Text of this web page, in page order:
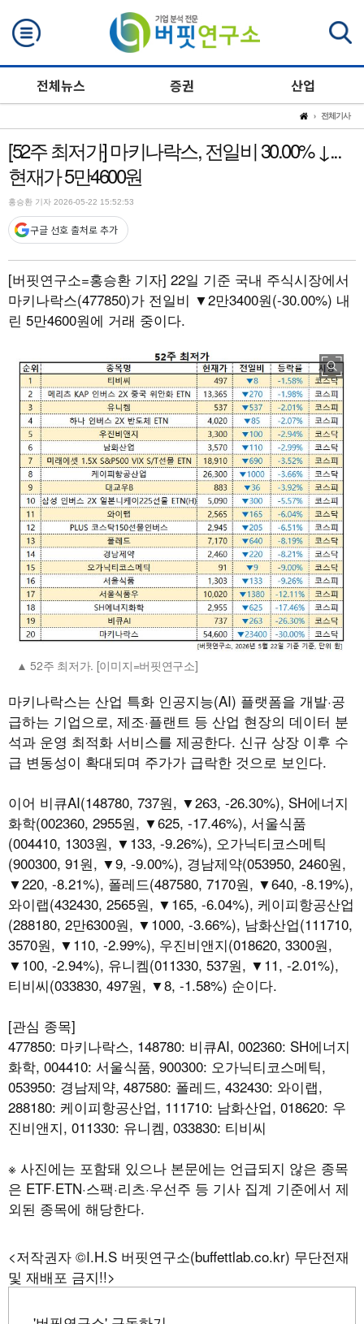
전체뉴스 증권 산업
전체기사
[52주 최저가] 마키나락스, 전일비 30.00% ↓...
현재가 5만4600원
홍승환 기자 2026-05-22 15:52:53
구글 선호 출처로 추가
[버핏연구소=홍승환 기자] 22일 기준 국내 주식시장에서
마키나락스(477850)가 전일비 ▼2만3400원(-30.00%) 내
린 5만4600원에 거래 중이다.
52주 최저가. [이미지=버핏연구소]
마키나락스는 산업 특화 인공지능(AI) 플랫폼을 개발·공
급하는 기업으로, 제조·플랜트 등 산업 현장의 데이터 분
석과 운영 최적화 서비스를 제공한다. 신규 상장 이후 수
급 변동성이 확대되며 주가가 급락한 것으로 보인다.
이어 비큐AI(148780, 737원, ▼263, -26.30%), SH에너지
화학(002360, 2955원, ▼625, -17.46%), 서울식품
(004410, 1303원, ▼133, -9.26%), 오가닉티코스메틱
(900300, 91원, ▼9, -9.00%), 경남제약(053950, 2460원,
▼220, -8.21%), 폴레드(487580, 7170원, ▼640, -8.19%),
와이랩(432430, 2565원, ▼165, -6.04%), 케이피항공산업
(288180, 2만6300원, ▼1000, -3.66%), 남화산업(111710,
3570원, ▼110, -2.99%), 우진비앤지(018620, 3300원,
▼100, -2.94%), 유니켐(011330, 537원, ▼11, -2.01%),
티비씨(033830, 497원, ▼8, -1.58%) 순이다.
[관심 종목]
477850: 마키나락스, 148780: 비큐AI, 002360: SH에너지
화학, 004410: 서울식품, 900300: 오가닉티코스메틱,
053950: 경남제약, 487580: 폴레드, 432430: 와이랩,
288180: 케이피항공산업, 111710: 남화산업, 018620: 우
진비앤지, 011330: 유니켐, 033830: 티비씨
※ 사진에는 포함돼 있으나 본문에는 언급되지 않은 종목
은 ETF·ETN·스팩·리츠·우선주 등 기사 집계 기준에서 제
외된 종목에 해당한다.
<저작권자 ©I.H.S 버핏연구소(buffettlab.co.kr) 무단전재
및 재배포 금지!!>
검색